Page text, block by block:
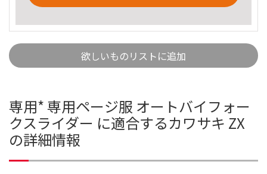
欲しいものリストに追加
専用* 専用ページ服 オートバイフォー
クスライダー に適合するカワサキ ZX
の詳細情報